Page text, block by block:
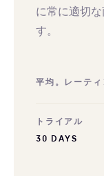
に常に適切
す。
平均。レーティ
トライアル
30 DAYS